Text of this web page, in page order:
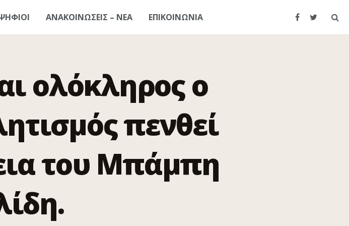
ΑΝΑΚΟΙΝΩΣΕΙΣ – ΝΕΑ ΕΠΙΚΟΙΝΩΝΙΑ
ολόκληρος ο
πενθεί
του Μπάμπη